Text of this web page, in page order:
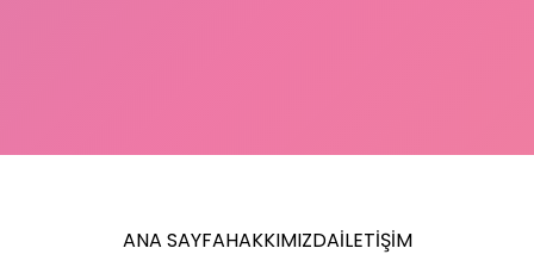
ANA SAYFAHAKKIMIZDAİLETIŞIM